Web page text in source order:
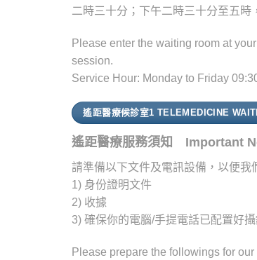
二時三十分；下午二時三十分至五
Please enter the waiting room at
session.
Service Hour: Monday to Friday
遙距醫療候診室1 TELEMEDICINE
遙距醫療服務須知 Important
請準備以下文件及電訊設備，以便我
1) 身份證明文件
2) 收據
3) 確保你的電腦/手提電話已配置好
Please prepare the followings for